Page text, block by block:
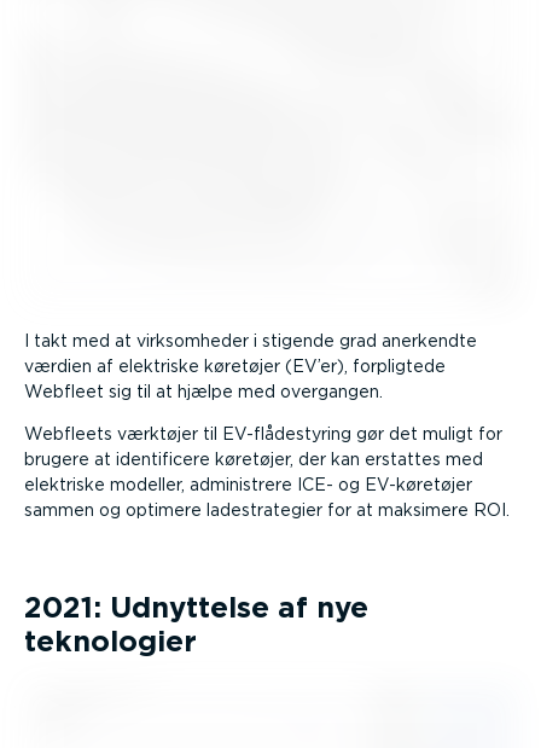
I takt med at virksom­heder i stigende grad anerkendte
værdien af elektriske køretøjer (EV’er), forpligtede
Webfleet sig til at hjælpe med overgangen.
Webfleets værktøjer til EV-flå­destyring gør det muligt for
brugere at identi­ficere køretøjer, der kan erstattes med
elektriske modeller, admini­strere ICE- og EV-kø­re­tøjer
sammen og optimere ladestra­tegier for at maksimere ROI.
2021: Udnyttelse af nye
teknologier